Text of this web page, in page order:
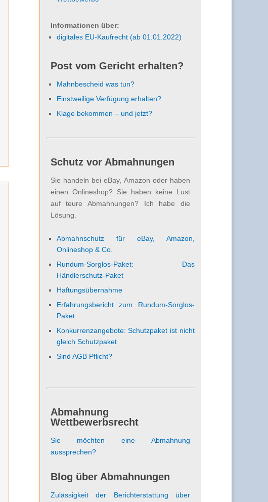
Informationen über:
digitales EU-Kaufrecht (ab 01.01.2022)
Post vom Gericht erhalten?
Mahnbescheid was tun?
Einstweilige Verfügung erhalten?
Klage bekommen – und jetzt?
Schutz vor Abmahnungen
Sie handeln bei eBay, Amazon oder haben
einen Onlineshop? Sie haben keine Lust
auf teure Abmahnungen? Ich habe die
Lösung.
Abmahnschutz für eBay, Amazon,
Onlineshop & Co.
Rundum-Sorglos-Paket: Das
Händlerschutz-Paket
Haftungsübernahme
Erfahrungsbericht zum Rundum-Sorglos-
Paket
Konkurrenzangebote: Schutzpaket ist nicht
gleich Schutzpaket
Sind AGB Pflicht?
Abmahnung
Wettbewerbsrecht
Sie möchten eine Abmahnung
aussprechen?
Blog über Abmahnungen
Zulässigkeit der Berichterstattung über